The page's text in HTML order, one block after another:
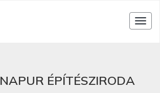
NAPUR ÉPÍTÉSZIRODA